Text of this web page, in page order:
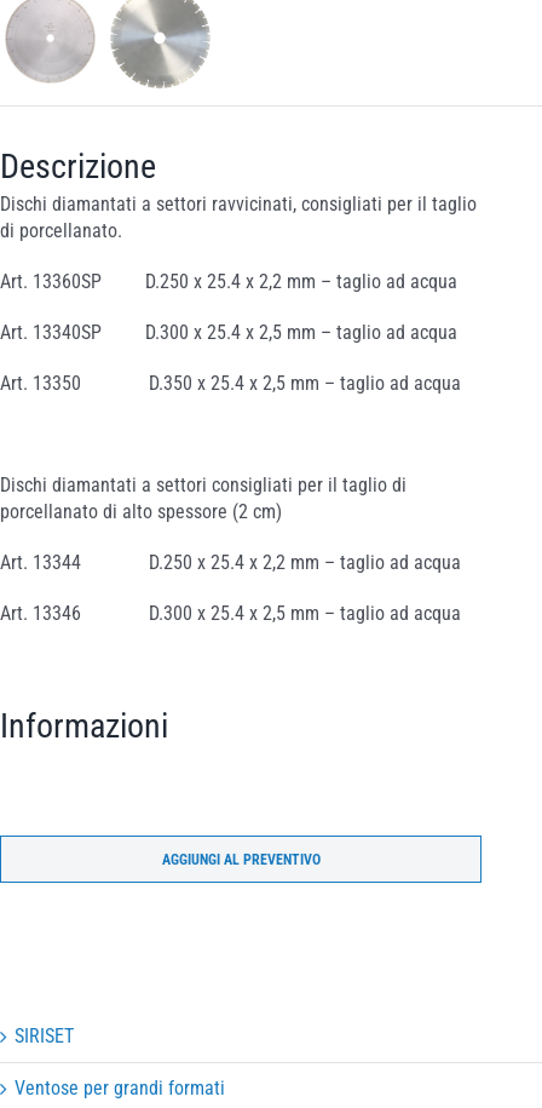
Descrizione
Dischi diamantati a settori ravvicinati, consigliati per il taglio
di porcellanato.
Art. 13360SP D.250 x 25.4 x 2,2 mm – taglio ad acqua
Art. 13340SP D.300 x 25.4 x 2,5 mm – taglio ad acqua
Art. 13350 D.350 x 25.4 x 2,5 mm – taglio ad acqua
Dischi diamantati a settori consigliati per il taglio di
porcellanato di alto spessore (2 cm)
Art. 13344 D.250 x 25.4 x 2,2 mm – taglio ad acqua
Art. 13346 D.300 x 25.4 x 2,5 mm – taglio ad acqua
Informazioni
AGGIUNGI AL PREVENTIVO
SIRISET
Ventose per grandi formati